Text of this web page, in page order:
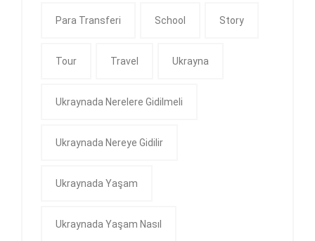
Para Transferi School Story
Tour Travel Ukrayna
Ukraynada Nerelere Gidilmeli
Ukraynada Nereye Gidilir
Ukraynada Yaşam
Ukraynada Yaşam Nasıl